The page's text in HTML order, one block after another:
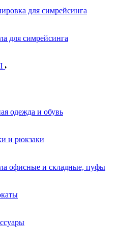
для симрейсинга
для симрейсинга
одежда и обувь
и рюкзаки
офисные и складные, пуфы